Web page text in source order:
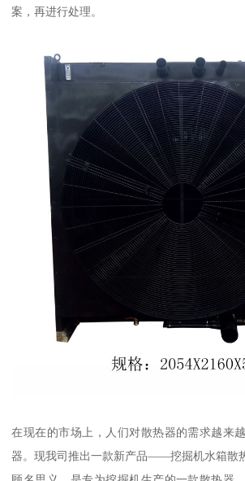
案，再进行处理。
在现在的市场上，人们对散热器的需求越来
器。现我司推出一款新产品——挖掘机水箱散